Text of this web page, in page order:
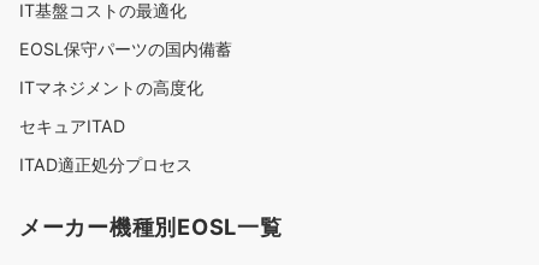
IT基盤コストの最適化
EOSL保守パーツの国内備蓄
ITマネジメントの高度化
セキュアITAD
ITAD適正処分プロセス
メーカー機種別EOSL一覧